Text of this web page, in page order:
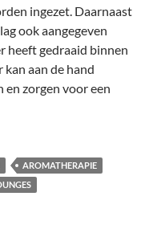
ingezet. Daarnaast
ook aangegeven
heeft gedraaid binnen
aan de hand
zorgen voor een
AROMATHERAPIE